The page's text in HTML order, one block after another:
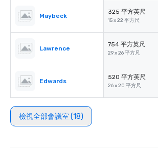
Maybeck
325 平方英尺
15 x 22 平方尺
Lawrence
754 平方英尺
29 x 26 平方尺
Edwards
520 平方英尺
26 x 20 平方尺
檢視全部會議室 (18)